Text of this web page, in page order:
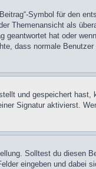
Symbol für den
Themenansicht als
geantwortet hat oder
dass normale
und gespeichert hast,
Signatur aktivierst.
Solltest du diesen
eingeben und dabei